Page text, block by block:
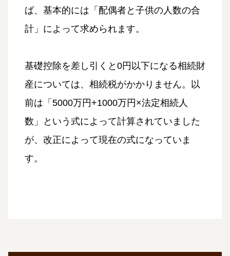
ば、基本的には「配偶者と子供の人数の合
計」によって求められます。
基礎控除を差し引くと0円以下になる相続財
産については、相続税がかかりません。以
前は「5000万円+1000万円×法定相続人
数」という式によって計算されていました
が、改正によって現在の式になっていま
す。